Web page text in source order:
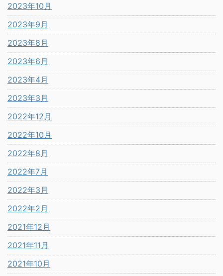
2023年10月
2023年9月
2023年8月
2023年6月
2023年4月
2023年3月
2022年12月
2022年10月
2022年8月
2022年7月
2022年3月
2022年2月
2021年12月
2021年11月
2021年10月